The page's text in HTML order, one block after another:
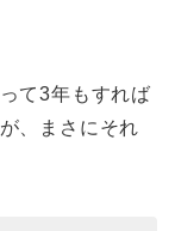
て3年もすれば
、まさにそれ